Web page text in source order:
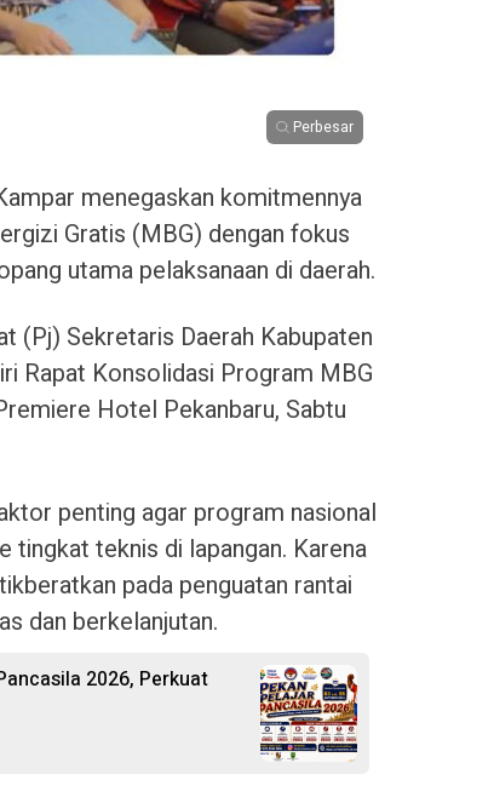
Perbesar
menegaskan komitmennya
Gratis (MBG) dengan fokus
utama pelaksanaan di daerah.
(Pj) Sekretaris Daerah Kabupaten
Rapat Konsolidasi Program MBG
Hotel Pekanbaru, Sabtu
penting agar program nasional
teknis di lapangan. Karena
pada penguatan rantai
dan berkelanjutan.
2026, Perkuat